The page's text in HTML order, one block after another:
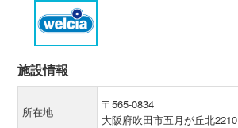
施設情報
所在地
〒565-0834
大阪府吹田市五月が丘北2210